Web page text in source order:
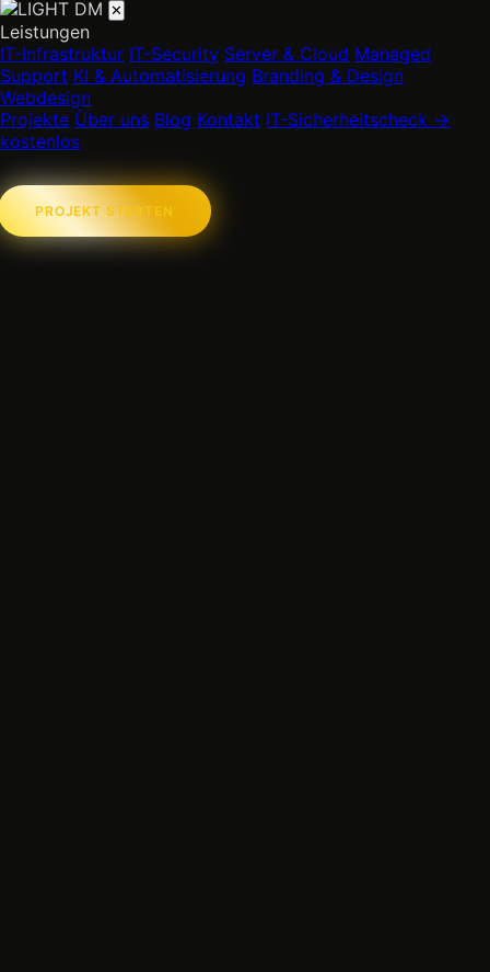
✕
Leistungen
IT-Infrastruktur IT-Security Server & Cloud Managed
Support KI & Automatisierung Branding & Design
Webdesign
Projekte Über uns Blog Kontakt IT-Sicherheitscheck →
kostenlos
PROJEKT STARTEN